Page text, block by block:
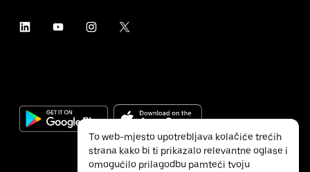
To web-mjesto upotrebljava kolačiće trećih
strana kako bi ti prikazalo relevantne oglase i
omogućilo prilagodbu pamteći tvoju